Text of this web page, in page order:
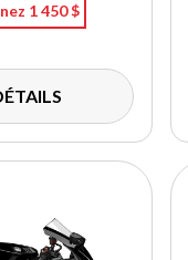
1 450 $